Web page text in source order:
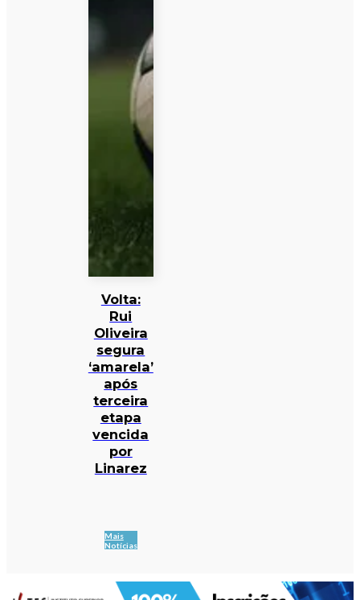
Volta:
Rui
Oliveira
segura
‘amarela’
após
terceira
etapa
vencida
por
Linarez
Mais
Notícias